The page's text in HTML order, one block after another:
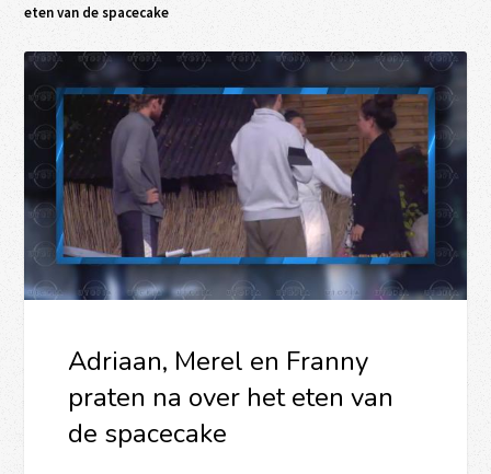
eten van de spacecake
Adriaan, Merel en Franny
praten na over het eten van
de spacecake